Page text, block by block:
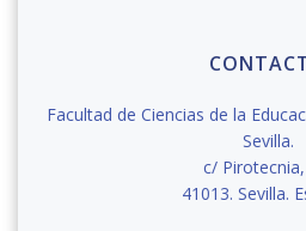
Facultad de Ciencias de la
Sevilla.
c/
41013. Sevilla.